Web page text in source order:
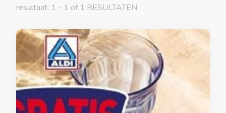
resultaat: 1 - 1 of 1 RESULTATEN